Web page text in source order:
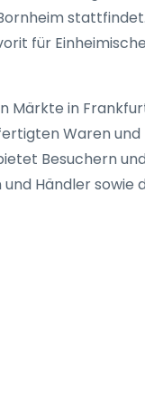
für
in
Waren
Besuchern
Händler sowie